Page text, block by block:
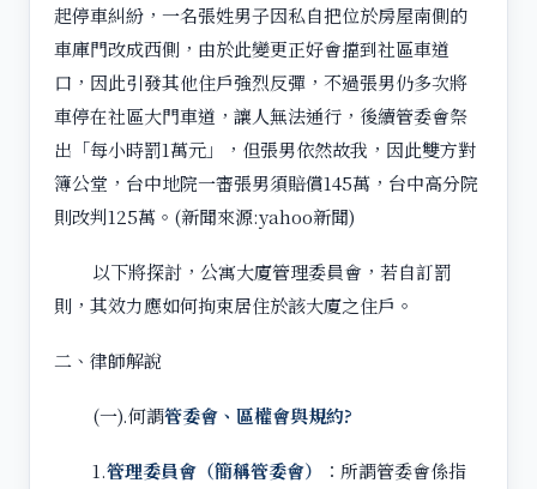
起停車糾紛，一名張姓男子因私自把位於房屋南側的
車庫門改成西側，由於此變更正好會擋到社區車道
口，因此引發其他住戶強烈反彈，不過張男仍多次將
車停在社區大門車道，讓人無法通行，後續管委會祭
出「每小時罰1萬元」，但張男依然故我，因此雙方對
簿公堂，台中地院一審張男須賠償145萬，台中高分院
則改判125萬。(新聞來源:yahoo新聞)
以下將探討，公寓大廈管理委員會，若自訂罰
則，其效力應如何拘束居住於該大廈之住戶。
二、律師解說
(一).何謂管委會、區權會與規約?
1.管理委員會（簡稱管委會）
：所謂管委會係指